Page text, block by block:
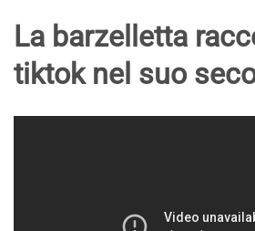
La barzelletta
tiktok nel suo